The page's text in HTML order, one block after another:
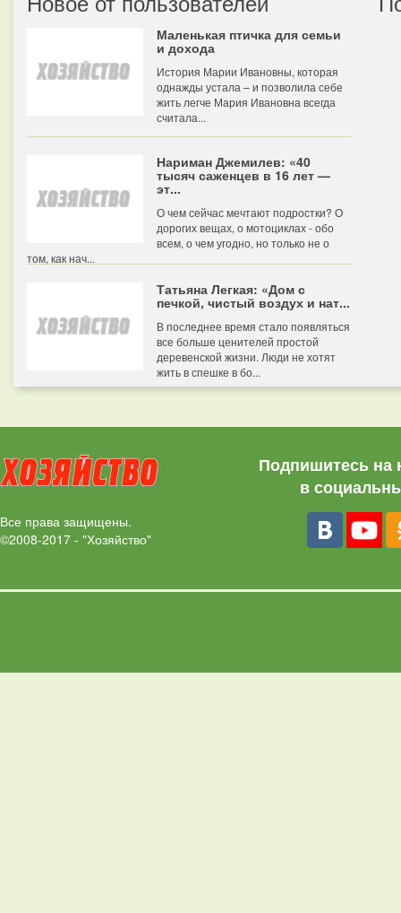
Маленькая птичка для семьи
и дохода
История Марии Ивановны, которая
однажды устала – и позволила себе
жить легче Мария Ивановна всегда
считала...
Нариман Джемилев: «40
тысяч саженцев в 16 лет —
эт...
О чем сейчас мечтают подростки? О
дорогих вещах, о мотоциклах - обо
всем, о чем угодно, но только не о
том, как нач...
Татьяна Легкая: «Дом с
печкой, чистый воздух и нат...
В последнее время стало появляться
все больше ценителей простой
деревенской жизни. Люди не хотят
жить в спешке в бо...
Все права защищены.
©2008-2017 - "Хозяйство"
Подпишитесь на
в